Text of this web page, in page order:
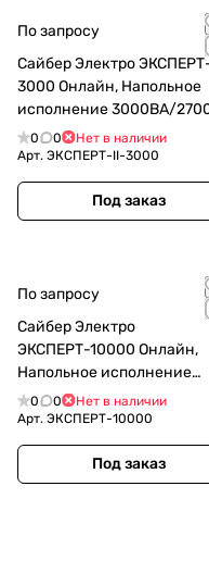
По запросу
Сайбер Электро
3000 Онлайн, Напольное
исполнение 3000ВА/
USB/RS-232/SNMPslot (4
EURO + 2 IEC С13+Тerminal)
(12В /9Ач. х 6)
0 0
Нет в наличии
Арт. ЭКСПЕРТ-II-3000
Под заказ
По запросу
Сайбер Электро
ЭКСПЕРТ-10000 Онлайн,
Напольное исполнение
10000ВА/8000Вт. USB/RS-
232/SNM Pslot/EPO
(12В /9Ач. х 16)
0 0
Нет в наличии
Арт. ЭКСПЕРТ-10000
Под заказ